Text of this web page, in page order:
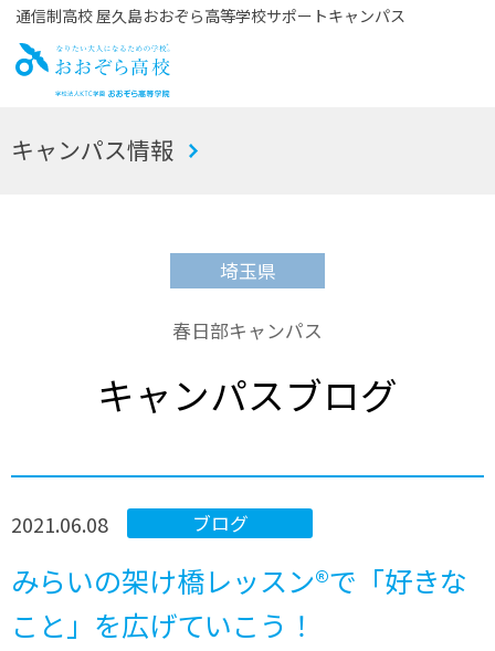
通信制高校 屋久島おおぞら高等学校サポートキャンパス
お
キャンパス情報
埼玉県
春日部キャンパス
キャンパスブログ
ブログ
2021.06.08
みらいの架け橋レッスン®で「好きな
こと」を広げていこう！